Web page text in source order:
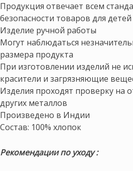
Продукция отвечает всем
безопасности товаров для детей
Изделие ручной работы
Могут наблюдаться
размера продукта
При изготовлении изделий не
красители и загрязняющие
Изделия проходят проверку на
других металлов
Произведено в Индии
Состав: 100% хлопок
Рекомендации по уходу :